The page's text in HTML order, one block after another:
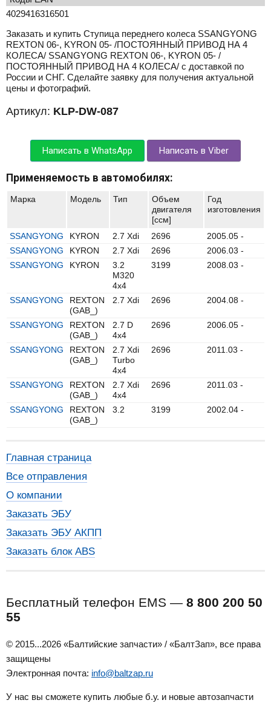
4029416316501
Заказать и купить Ступица переднего колеса SSANGYONG
REXTON 06-, KYRON 05- /ПОСТОЯННЫЙ ПРИВОД НА 4
КОЛЕСА/ SSANGYONG REXTON 06-, KYRON 05- /
ПОСТОЯННЫЙ ПРИВОД НА 4 КОЛЕСА/ с доставкой по
России и СНГ. Сделайте заявку для получения актуальной
цены и фотографий.
Артикул: KLP-DW-087
Написать в WhatsApp Написать в Viber
Применяемость в автомобилях:
Марка Модель Тип
Объем
двигателя
[ccм]
Год
изготовления
SSANGYONG KYRON 2.7 Xdi 2696
2005.05 -
SSANGYONG
KYRON 2.7 Xdi 2696
2006.03 -
SSANGYONG
KYRON
3.2
M320
4x4
3199 2008.03 -
SSANGYONG
REXTON
(GAB_)
2.7 Xdi 2696 2004.08 -
SSANGYONG
REXTON
(GAB_)
2.7 D
4x4
2696 2006.05 -
SSANGYONG
REXTON
(GAB_)
2.7 Xdi
Turbo
4x4
2696 2011.03 -
SSANGYONG
REXTON
(GAB_)
2.7 Xdi
4x4
2696 2011.03 -
SSANGYONG
REXTON
(GAB_)
3.2 3199 2002.04 -
Главная страница
Все отправления
О компании
Заказать ЭБУ
Заказать ЭБУ АКПП
Заказать блок ABS
Бесплатный телефон EMS — 8 800 200 50
55
© 2015...2026 «Балтийские запчасти» / «БалтЗап», все права
защищены
Электронная почта: info@baltzap.ru
У нас вы сможете купить любые б.у. и новые автозапчасти